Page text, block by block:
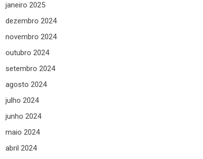
janeiro 2025
dezembro 2024
novembro 2024
outubro 2024
setembro 2024
agosto 2024
julho 2024
junho 2024
maio 2024
abril 2024